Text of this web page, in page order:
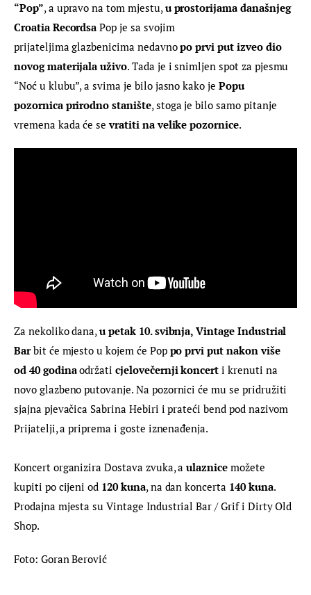
“Pop”, a upravo na tom mjestu, u prostorijama današnjeg
Croatia Recordsa Pop je sa svojim
prijateljima glazbenicima nedavno po prvi put izveo dio
novog materijala uživo. Tada je i snimljen spot za pjesmu
“Noć u klubu”, a svima je bilo jasno kako je Popu
pozornica prirodno stanište, stoga je bilo samo pitanje
vremena kada će se vratiti na velike pozornice.
Za nekoliko dana, u petak 10. svibnja, Vintage Industrial
Bar bit će mjesto u kojem će Pop po prvi put nakon više
od 40 godina održati cjelovečernji koncert i krenuti na
novo glazbeno putovanje. Na pozornici će mu se pridružiti
sjajna pjevačica Sabrina Hebiri i prateći bend pod nazivom
Prijatelji, a priprema i goste iznenađenja.
Koncert organizira Dostava zvuka, a ulaznice možete
kupiti po cijeni od 120 kuna, na dan koncerta 140 kuna.
Prodajna mjesta su Vintage Industrial Bar / Grif i Dirty Old
Shop.
Foto: Goran Berović